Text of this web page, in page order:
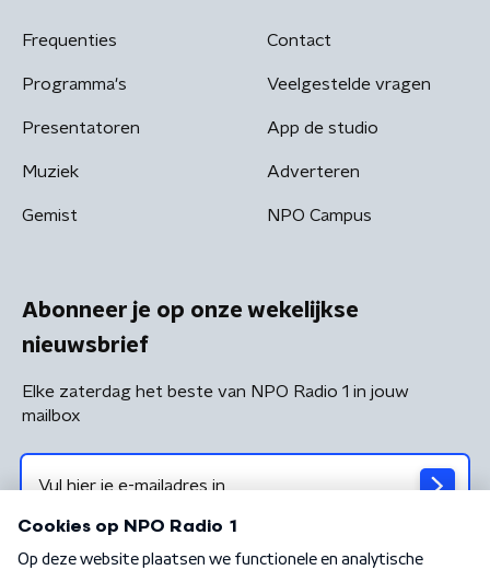
Frequenties
Programma's
Presentatoren
Muziek
Gemist
Contact
Veelgestelde vragen
App de studio
Adverteren
NPO Campus
Abonneer je op onze wekelijkse
nieuwsbrief
Elke zaterdag het beste van NPO Radio 1 in jouw
mailbox